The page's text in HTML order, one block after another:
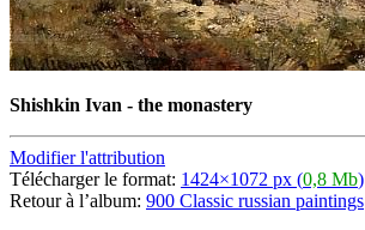
Shishkin Ivan - the monastery
Modifier l'attribution
Télécharger le format: 1424×1072 px (0,8 Mb)
Retour à l’album: 900 Classic russian paintings